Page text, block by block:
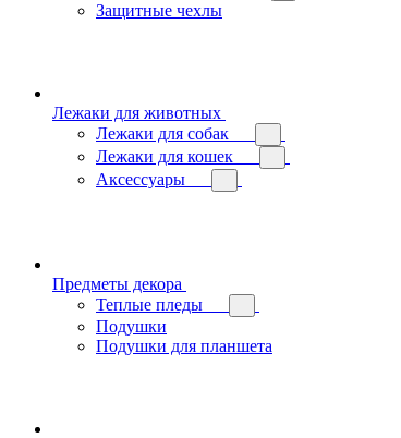
Защитные чехлы
Лежаки для животных
Лежаки для собак
Лежаки для кошек
Аксессуары
Предметы декора
Теплые пледы
Подушки
Подушки для планшета